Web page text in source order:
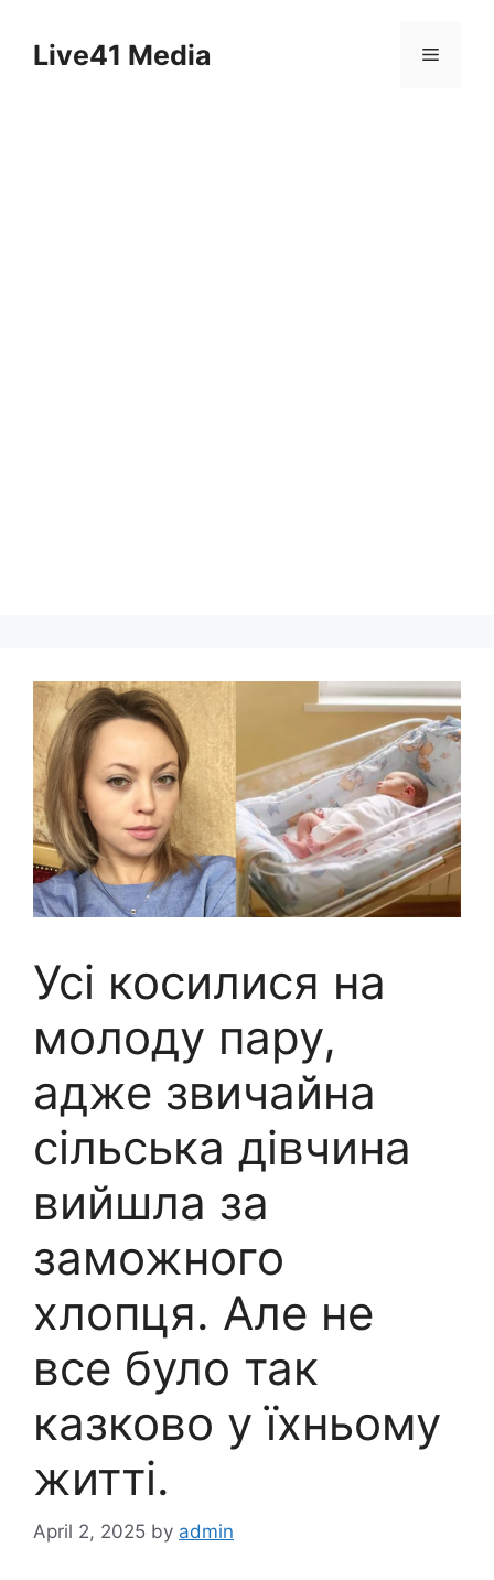
contentLive41 Media Menu
Усі косилися на
молоду пару,
адже звичайна
сільська дівчина
вийшла за
заможного
хлопця. Але не
все було так
казково у їхньому
житті.
April 2, 2025 by admin